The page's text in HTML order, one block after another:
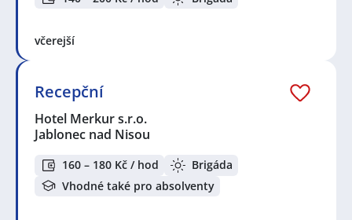
včerejší
Recepční
Hotel Merkur s.r.o.
Jablonec nad Nisou
160 – 180 Kč / hod
Brigáda
Vhodné také pro absolventy